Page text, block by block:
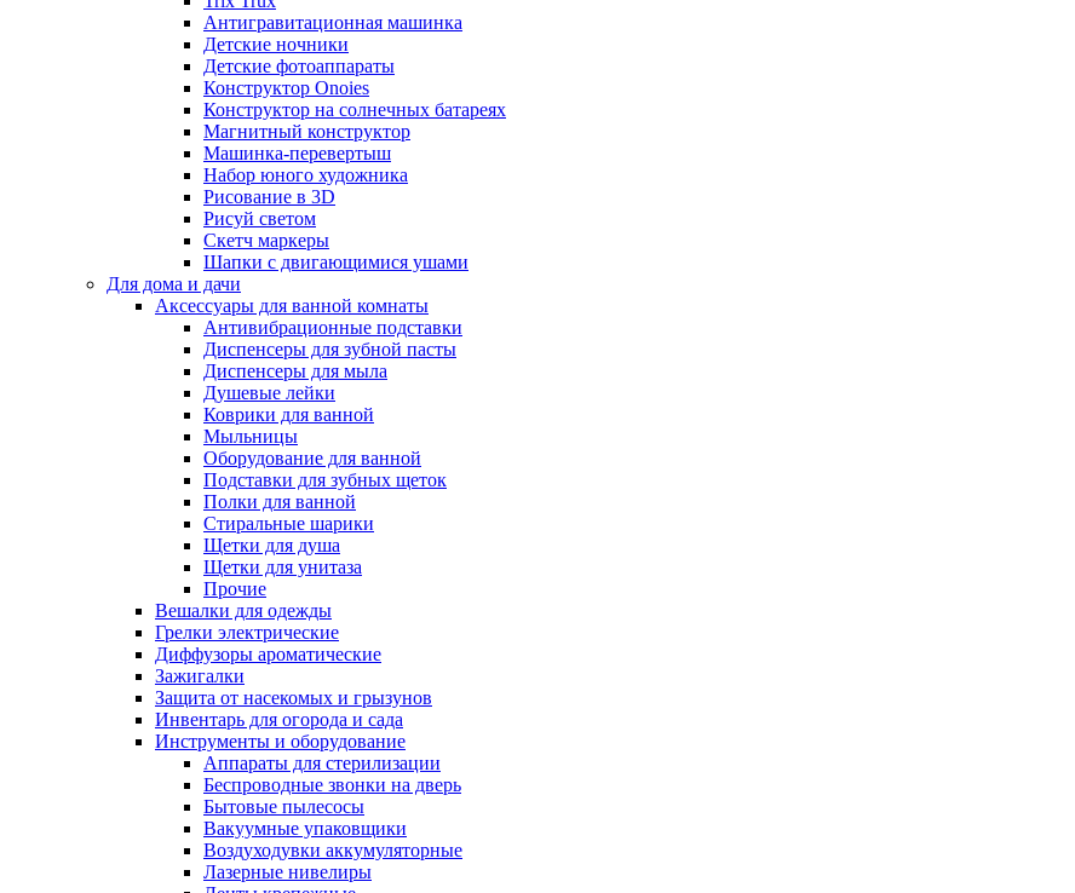
Антигравитационная машинка
Детские ночники
Детские фотоаппараты
Конструктор Onoies
Конструктор на солнечных батареях
Магнитный конструктор
Машинка-перевертыш
Набор юного художника
Рисование в 3D
Рисуй светом
Скетч маркеры
Шапки с двигающимися ушами
Для дома и дачи
Аксессуары для ванной комнаты
Антивибрационные подставки
Диспенсеры для зубной пасты
Диспенсеры для мыла
Душевые лейки
Коврики для ванной
Мыльницы
Оборудование для ванной
Подставки для зубных щеток
Полки для ванной
Стиральные шарики
Щетки для душа
Щетки для унитаза
Прочие
Вешалки для одежды
Грелки электрические
Диффузоры ароматические
Зажигалки
Защита от насекомых и грызунов
Инвентарь для огорода и сада
Инструменты и оборудование
Аппараты для стерилизации
Беспроводные звонки на дверь
Бытовые пылесосы
Вакуумные упаковщики
Воздуходувки аккумуляторные
Лазерные нивелиры